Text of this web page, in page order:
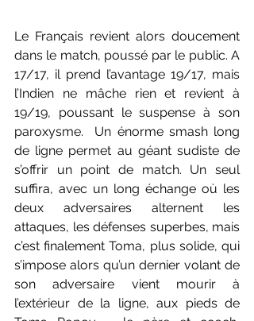
Le Français revient alors doucement
dans le match, poussé par le public. A
17/17, il prend l’avantage 19/17, mais
l’Indien ne mâche rien et revient à
19/19, poussant le suspense à son
paroxysme.  Un énorme smash long
de ligne permet au géant sudiste de
s’offrir un point de match. Un seul
suffira, avec un long échange où les
deux adversaires alternent les
attaques, les défenses superbes, mais
c’est finalement Toma, plus solide, qui
s’impose alors qu’un dernier volant de
son adversaire vient mourir à
l’extérieur de la ligne, aux pieds de